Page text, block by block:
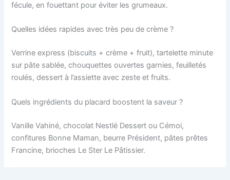
fécule, en fouettant pour éviter les grumeaux.
Quelles idées rapides avec très peu de crème ?
Verrine express (biscuits + crème + fruit), tartelette minute
sur pâte sablée, chouquettes ouvertes garnies, feuilletés
roulés, dessert à l’assiette avec zeste et fruits.
Quels ingrédients du placard boostent la saveur ?
Vanille Vahiné, chocolat Nestlé Dessert ou Cémoi,
confitures Bonne Maman, beurre Président, pâtes prêtes
Francine, brioches Le Ster Le Pâtissier.